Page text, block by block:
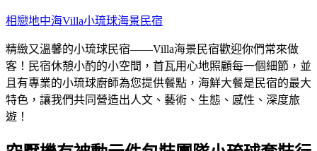
跳
主
要
內
容
相戀地中海Villa小琉球海景民宿
精緻又溫馨的小琉球民宿——Villa海景民宿歡迎你們常來做
客！民宿休憩小酌的小空間，首瓦用心地照顧每一個細節，並
且有專業的小琉球廚師為您提供餐點，海鮮大餐是民宿的最大
特色，讓我們共同營造出人文、藝術、生態、感性、深度旅
遊！